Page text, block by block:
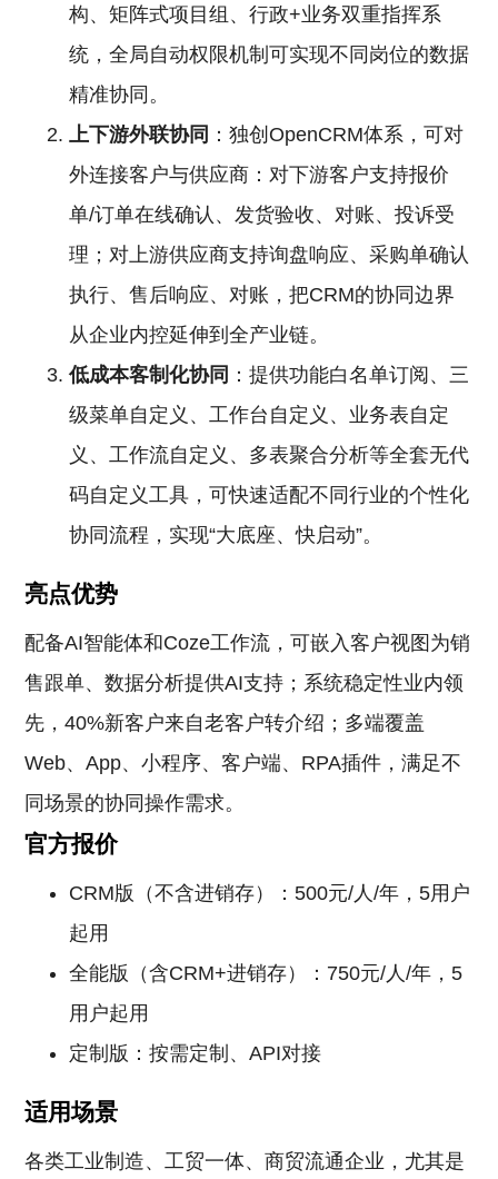
构、矩阵式项目组、行政+业务双重指挥系
统，全局自动权限机制可实现不同岗位的数据
精准协同。
上下游外联协同 ：独创OpenCRM体系，可对
外连接客户与供应商：对下游客户支持报价
单/订单在线确认、发货验收、对账、投诉受
理；对上游供应商支持询盘响应、采购单确认
执行、售后响应、对账，把CRM的协同边界
从企业内控延伸到全产业链。
低成本客制化协同 ：提供功能白名单订阅、三
级菜单自定义、工作台自定义、业务表自定
义、工作流自定义、多表聚合分析等全套无代
码自定义工具，可快速适配不同行业的个性化
协同流程，实现“大底座、快启动”。
亮点优势
配备AI智能体和Coze工作流，可嵌入客户视图为销
售跟单、数据分析提供AI支持；系统稳定性业内领
先，40%新客户来自老客户转介绍；多端覆盖
Web、App、小程序、客户端、RPA插件，满足不
同场景的协同操作需求。
官方报价
CRM版（不含进销存）：500元/人/年，5用户
起用
全能版（含CRM+进销存）：750元/人/年，5
用户起用
定制版：按需定制、API对接
适用场景
各类工业制造、工贸一体、商贸流通企业，尤其是